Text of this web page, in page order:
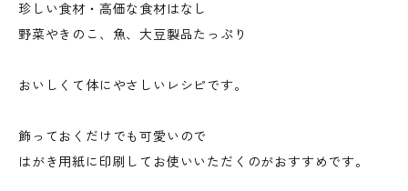
珍しい食材・高価な食材はなし
野菜やきのこ、魚、大豆製品たっぷり
おいしくて体にやさしいレシピです。
飾っておくだけでも可愛いので
はがき用紙に印刷してお使いいただくのがおすすめです。